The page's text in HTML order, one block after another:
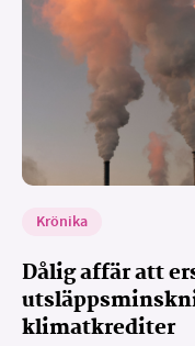
Krönika
Dålig affär att
klimatkrediter